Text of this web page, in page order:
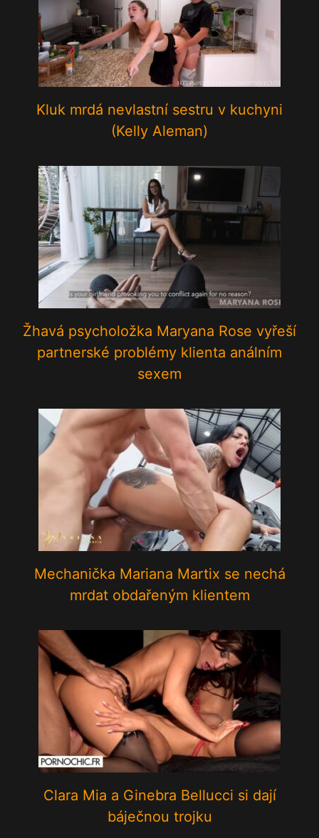
Kluk mrdá nevlastní sestru v kuchyni
(Kelly Aleman)
Žhavá psycholožka Maryana Rose vyřeší
partnerské problémy klienta análním
sexem
Mechanička Mariana Martix se nechá
mrdat obdařeným klientem
Clara Mia a Ginebra Bellucci si dají
báječnou trojku